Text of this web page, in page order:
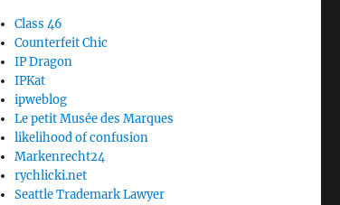
Class 46
Counterfeit Chic
IP Dragon
IPKat
ipweblog
Le petit Musée des Marques
likelihood of confusion
Markenrecht24
rychlicki.net
Seattle Trademark Lawyer